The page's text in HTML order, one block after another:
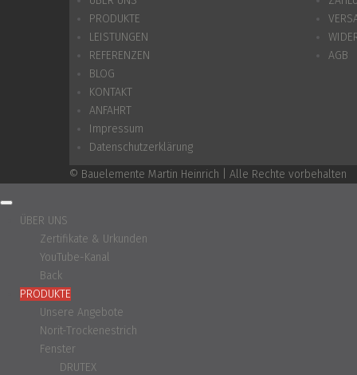
PRODUKTE
LEISTUNGEN
REFERENZEN
BLOG
KONTAKT
ANFAHRT
Impressum
Datenschutzerklärung
AGB
© Bauelemente Martin Heinrich | Alle Rechte vorbehalten
ÜBER UNS
Zertifikate & Urkunden
YouTube-Kanal
Back
PRODUKTE
Unsere Angebote
Norit-Trockenestrich
Fenster
DRUTEX